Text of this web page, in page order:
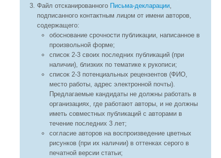
Файл отсканированного Письма-декларации,
подписанного контактным лицом от имени авторов,
содержащего:
обоснование срочности публикации, написанное в
произвольной форме;
список 2-3 своих последних публикаций (при
наличии), близких по тематике к рукописи;
список 2-3 потенциальных рецензентов (ФИО,
место работы, адрес электронной почты).
Предлагаемые кандидаты не должны работать в
организациях, где работают авторы, и не должны
иметь совместных публикаций с авторами в
течение последних 3 лет;
согласие авторов на воспроизведение цветных
рисунков (при их наличии) в оттенках серого в
печатной версии статьи;